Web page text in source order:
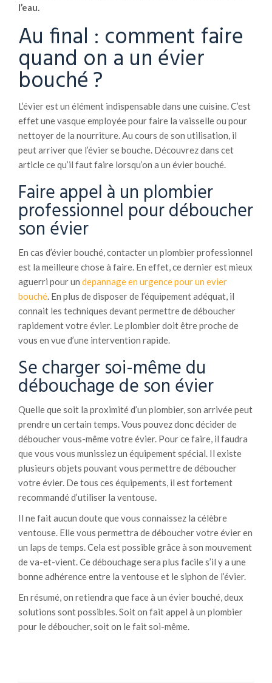
l’eau.
Au final : comment faire
quand on a un évier
bouché ?
L’évier est un élément indispensable dans une cuisine. C’est
effet une vasque employée pour faire la vaisselle ou pour
nettoyer de la nourriture. Au cours de son utilisation, il
peut arriver que l’évier se bouche. Découvrez dans cet
article ce qu’il faut faire lorsqu’on a un évier bouché.
Faire appel à un plombier
professionnel pour déboucher
son évier
En cas d’évier bouché, contacter un plombier professionnel
est la meilleure chose à faire. En effet, ce dernier est mieux
aguerri pour un depannage en urgence pour un evier
bouché . En plus de disposer de l’équipement adéquat, il
connait les techniques devant permettre de déboucher
rapidement votre évier. Le plombier doit être proche de
vous en vue d’une intervention rapide.
Se charger soi-même du
débouchage de son évier
Quelle que soit la proximité d’un plombier, son arrivée peut
prendre un certain temps. Vous pouvez donc décider de
déboucher vous-même votre évier. Pour ce faire, il faudra
que vous vous munissiez un équipement spécial. Il existe
plusieurs objets pouvant vous permettre de déboucher
votre évier. De tous ces équipements, il est fortement
recommandé d’utiliser la ventouse.
Il ne fait aucun doute que vous connaissez la célèbre
ventouse. Elle vous permettra de déboucher votre évier en
un laps de temps. Cela est possible grâce à son mouvement
de va-et-vient. Ce débouchage sera plus facile s’il y a une
bonne adhérence entre la ventouse et le siphon de l’évier.
En résumé, on retiendra que face à un évier bouché, deux
solutions sont possibles. Soit on fait appel à un plombier
pour le déboucher, soit on le fait soi-même.